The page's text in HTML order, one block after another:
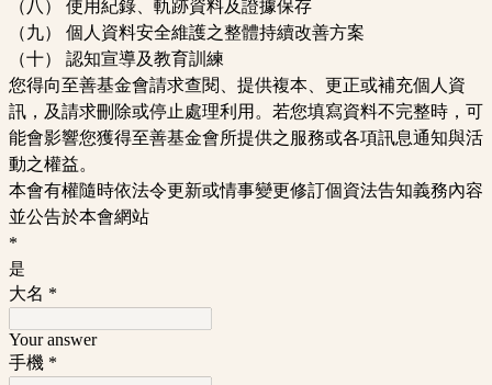
（八） 使用紀錄、軌跡資料及證據保存
（九） 個人資料安全維護之整體持續改善方案
（十） 認知宣導及教育訓練
您得向至善基金會請求查閱、提供複本、更正或補充個人資
訊，及請求刪除或停止處理利用。若您填寫資料不完整時，可
能會影響您獲得至善基金會所提供之服務或各項訊息通知與活
動之權益。
本會有權隨時依法令更新或情事變更修訂個資法告知義務內容
並公告於本會網站
*
是
大名 *
Your answer
手機 *